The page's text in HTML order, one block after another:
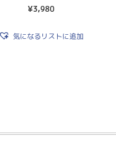
¥3,980
気になるリストに追加